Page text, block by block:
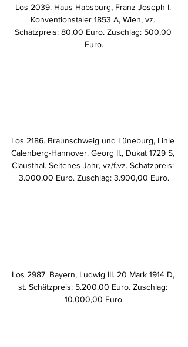
Los 2039. Haus Habsburg, Franz Joseph I.
Konventionstaler 1853 A, Wien, vz.
Schätzpreis: 80,00 Euro. Zuschlag: 500,00
Euro.
Los 2186. Braunschweig und Lüneburg, Linie
Calenberg-Hannover. Georg II., Dukat 1729 S,
Clausthal. Seltenes Jahr, vz/f.vz. Schätzpreis:
3.000,00 Euro. Zuschlag: 3.900,00 Euro.
Los 2987. Bayern, Ludwig III. 20 Mark 1914 D,
st. Schätzpreis: 5.200,00 Euro. Zuschlag:
10.000,00 Euro.